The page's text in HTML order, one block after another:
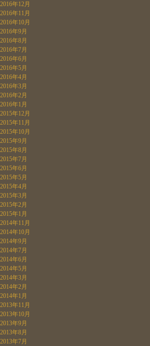
2016年12月
2016年11月
2016年10月
2016年9月
2016年8月
2016年7月
2016年6月
2016年5月
2016年4月
2016年3月
2016年2月
2016年1月
2015年12月
2015年11月
2015年10月
2015年9月
2015年8月
2015年7月
2015年6月
2015年5月
2015年4月
2015年3月
2015年2月
2015年1月
2014年11月
2014年10月
2014年9月
2014年7月
2014年6月
2014年5月
2014年3月
2014年2月
2014年1月
2013年11月
2013年10月
2013年9月
2013年8月
2013年7月